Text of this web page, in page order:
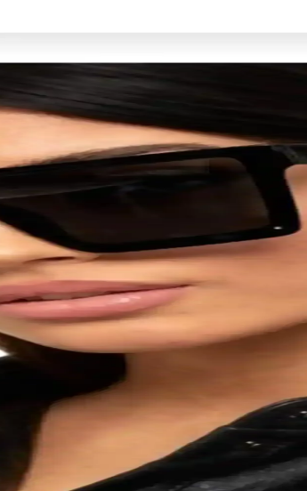
Hemen keşfedin! synopsis":"2025 yılında
Bilgiler
seçimler, kaliteli malzeme ve trend modellerle
vurgular, UV koruma sağlar ve her tarzla
ve çeşitli özellikleriyle, özgün tarzınızı
Seçim Rehberi
tarzınızı yansıtarak göz sağlığınızı
Bir Arada
sunar. Farklı yüz şekillerine uygun tasarımlar
Seçenekler